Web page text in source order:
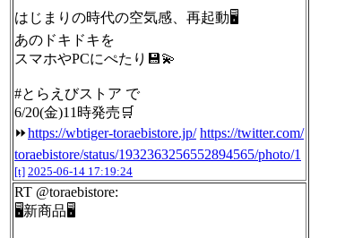
はじまりの時代の空気感、再起動🖥
あのドキドキを
スマホやPCにぺたり💾💫
#とらえびストア で
6/20(金)11時発売🛒
⏩https://wbtiger-toraebistore.jp/ https://twitter.com/
toraebistore/status/1932363256552894565/photo/1
[t] 2025-06-14 17:19:24
RT @toraebistore:
🖥新商品🖥